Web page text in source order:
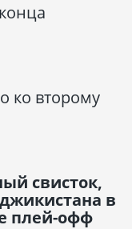
ко второму
свисток,
в
плей-офф